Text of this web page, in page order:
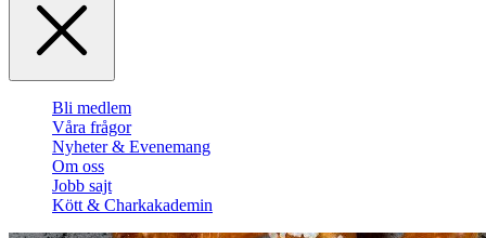
Bli medlem
Våra frågor
Nyheter & Evenemang
Om oss
Jobb sajt
Kött & Charkakademin